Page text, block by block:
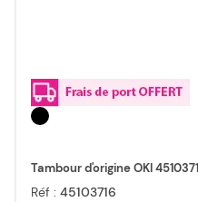
Tambour d'origine OKI
Réf : 45103716